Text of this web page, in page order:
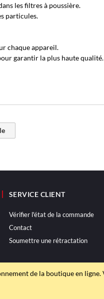
de la boutique en
les filtres à poussière.
particules.
chaque appareil.
garantir la plus haute qualité.
SERVICE CLIENT
Vérifier l'état de la commande
Contact
Soumettre une rétractation